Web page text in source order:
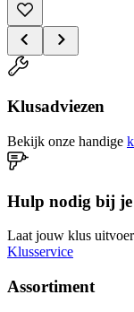
Klusadviezen
Bekijk onze handige
Hulp nodig bij je
Laat jouw klus
Klusservice
Assortiment